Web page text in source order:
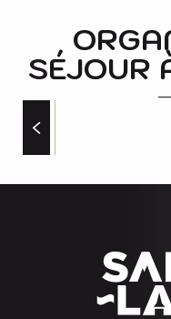
PANAURAMA
DELPHINE LONGO
ECOLE DE SKI -
DANIEL GUILLY-
TROTTINETTE
MAISON DE LA
MAISON DU
SÉJOUR